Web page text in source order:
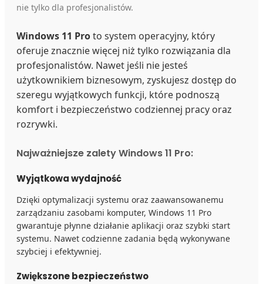
nie tylko dla profesjonalistów.
Windows 11 Proto system operacyjny, który
oferuje znacznie więcej niż tylko rozwiązania dla
profesjonalistów. Nawet jeśli nie jesteś
użytkownikiem biznesowym, zyskujesz dostęp do
szeregu wyjątkowych funkcji, które podnoszą
komfort i bezpieczeństwo codziennej pracy oraz
rozrywki.
Najważniejsze zalety Windows 11 Pro:
Wyjątkowa wydajność
Dzięki optymalizacji systemu oraz zaawansowanemu
zarządzaniu zasobami komputer, Windows 11 Pro
gwarantuje płynne działanie aplikacji oraz szybki start
systemu. Nawet codzienne zadania będą wykonywane
szybciej i efektywniej.
Zwiększone bezpieczeństwo